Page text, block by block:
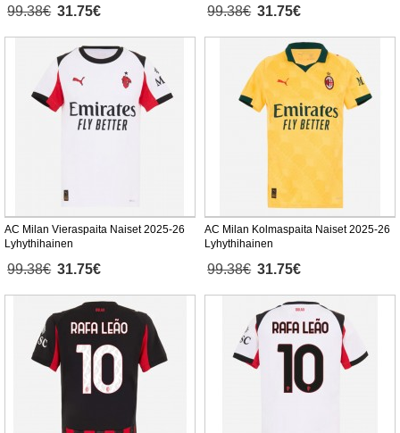
99.38€ 31.75€ 99.38€ 31.75€
AC Milan Vieraspaita Naiset 2025-26
Lyhythihainen
99.38€ 31.75€
AC Milan Kolmaspaita Naiset 2025-26
Lyhythihainen
99.38€ 31.75€